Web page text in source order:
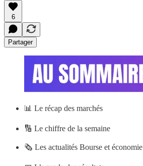
6
Partager
📊 Le récap des marchés
🔢 Le chiffre de la semaine
🗞️ Les actualités Bourse et économie